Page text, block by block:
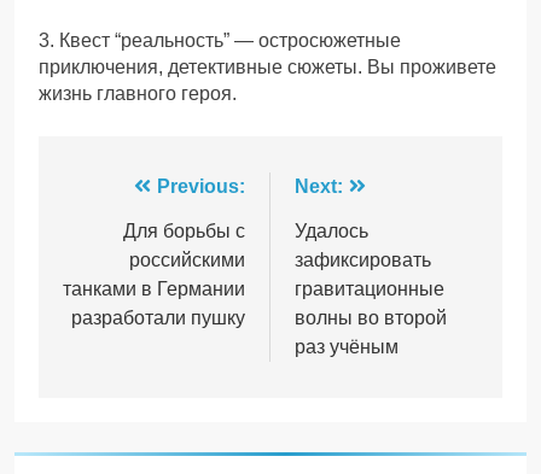
3. Квест “реальность” — остросюжетные
приключения, детективные сюжеты. Вы проживете
жизнь главного героя.
Навігація
записів
Previous:
Для борьбы с
российскими
танками в Германии
разработали пушку
Next:
Удалось
зафиксировать
гравитационные
волны во второй
раз учёным